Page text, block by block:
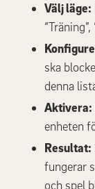
Välj läge:
ska
denna
Aktivera:
enheten
Resultat:
fungerar
och spel